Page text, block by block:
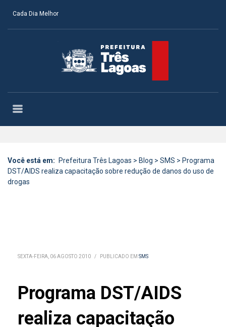
Cada Dia Melhor
Você está em: Prefeitura Três Lagoas > Blog > SMS > Programa
DST/AIDS realiza capacitação sobre redução de danos do uso de
drogas
SEXTA-FEIRA, 06 AGOSTO 2010 / PUBLICADO EM SMS
Programa DST/AIDS
realiza capacitação